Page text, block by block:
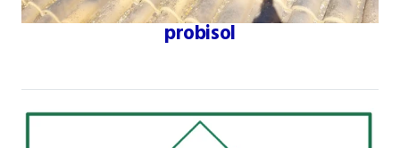
probisol